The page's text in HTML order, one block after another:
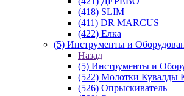
(418) SLIM
(411) DR MARCUS
(422) Елка
(5) Инструменты и
Назад
(5) Инструменты и
(522) Молотки Кувалды
(526) Опрыскиватель